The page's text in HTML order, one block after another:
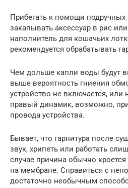
Прибегать к помощи подручных
закапывать аксессуар в рис
наполнитель для кошачьих
рекомендуется обрабатывать
Чем дольше капли воды будут
выше вероятность гниения
устройство не включается, или
правый динамик, возможно,
провода устройства.
Бывает, что гарнитура после
звук, хрипеть или работать
случае причина обычно
на мембране. Справиться с
достаточно необычным